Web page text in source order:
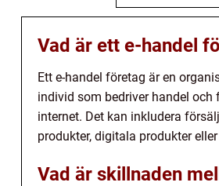
Vad är ett e-handel
Ett e-handel företag är en
individ som bedriver handel och
internet. Det kan inkludera
produkter, digitala produkter
Vad är skillnaden